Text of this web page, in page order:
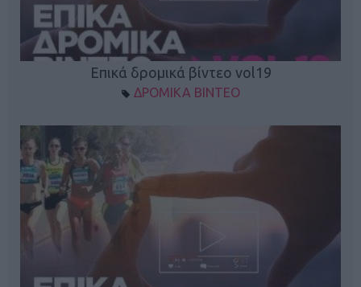
Επικά δρομικά βίντεο vol19
ΔΡΟΜΙΚΑ ΒΙΝΤΕΟ